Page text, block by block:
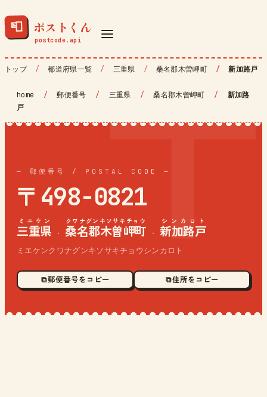
📮 ポストくん
トップ 都道府県一覧 三重県 桑名郡木曽岬町 新加路戸
home / 郵便番号 / 三重県 / 桑名郡木曽岬町 /
新加路
戸
— 郵便番号 / POSTAL CODE —
〒498-0821
三重県
ミエケン
· 桑名郡木曽岬町
クワナグンキソサキチョウ
· 新加路戸
シンカロト
ミエケンクワナグンキソサキチョウシンカロト
⧉ 郵便番号をコピー ⧉ 住所をコピー